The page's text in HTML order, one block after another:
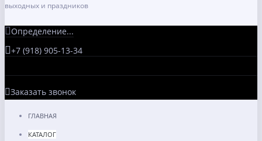
выходных и праздников
Определение...
+7 (918) 905-13-34
Заказать звонок
ГЛАВНАЯ
КАТАЛОГ